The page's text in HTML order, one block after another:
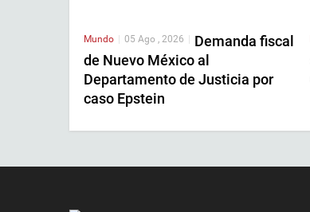
Mundo | 05 Ago , 2026 | Demanda fiscal
de Nuevo México al
Departamento de Justicia por
caso Epstein